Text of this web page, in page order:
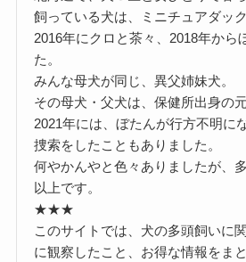
飼っている犬は、ミニチュアダッ
2016年にクロと茶々、2018年から
た。
みんな母犬が同じ、異父姉妹犬。
その母犬・父犬は、保健所出身の
2021年には、ぼたんが行方不明に
捜索をしたこともありました。
何やかんやと色々ありましたが、
以上です。
★★★
このサイトでは、犬の多頭飼いに
に観察したこと、お得な情報をま